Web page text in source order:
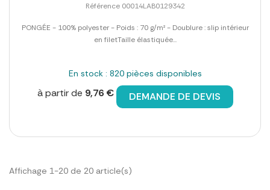
Référence 00014LAB0129342
PONGÉE - 100% polyester - Poids : 70 g/m² - Doublure : slip intérieur
en filetTaille élastiquée...
En stock : 820 pièces disponibles
à partir de 9,76 € DEMANDE DE DEVIS
Affichage 1-20 de 20 article(s)